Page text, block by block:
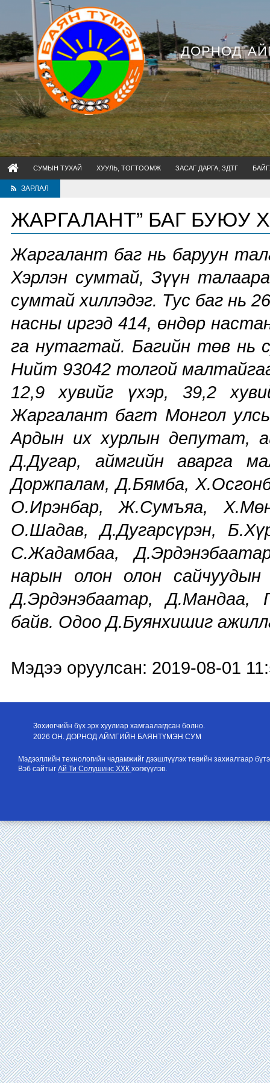
ДОРНОД
СУМЫН ТУХАЙ ХУУЛЬ, ТОГТООМЖ ЗАСАГ ДАРГА, ЗДТГ
ЗАРЛАЛ
ЖАРГАЛАНТ” БАГ БУЮУ
Жаргалант баг нь баруун
Хэрлэн сумтай, Зүүн
сумтай хиллэдэг. Тус баг нь
насны иргэд 414, өндөр
га нутагтай. Багийн төв нь
Нийт 93042 толгой
12,9 хувийг үхэр, 39,2
Жаргалант багт Монгол
Ардын их хурлын депутат,
Д.Дугар, аймгийн аварга
Доржпалам, Д.Бямба,
О.Ирэнбар, Ж.Сумъяа,
О.Шадав, Д.Дугарсүрэн,
С.Жадамбаа,
нарын олон олон
Д.Эрдэнэбаатар, Д.Мандаа,
байв. Одоо Д.Буянхишиг
Мэдээ оруулсан: 2019-08-01
Зохиогчийн бүх эрх хуулиар хамгаалагдсан болно.
2026 ОН. ДОРНОД АЙМГИЙН БАЯНТҮМЭН СУМ
Мэдээллийн технологийн чадамжийг дээшлүүлэх төвийн захиалгаар
Вэб сайтыг Ай Ти Солушинс ХХК хөгжүүлэв.